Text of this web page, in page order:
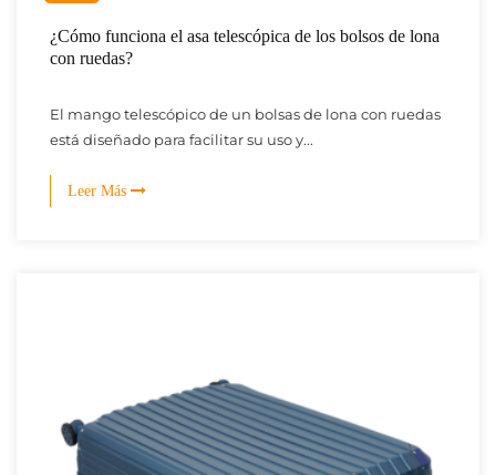
¿Cómo funciona el asa telescópica de los bolsos de lona
con ruedas?
El mango telescópico de un bolsas de lona con ruedas
está diseñado para facilitar su uso y...
Leer Más